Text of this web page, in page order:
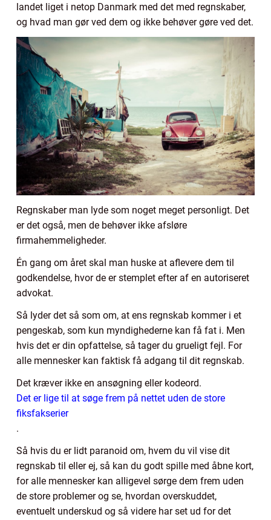
landet liget i netop Danmark med det med regnskaber,
og hvad man gør ved dem og ikke behøver gøre ved det.
Regnskaber man lyde som noget meget personligt. Det
er det også, men de behøver ikke afsløre
firmahemmeligheder.
Én gang om året skal man huske at aflevere dem til
godkendelse, hvor de er stemplet efter af en autoriseret
advokat.
Så lyder det så som om, at ens regnskab kommer i et
pengeskab, som kun myndighederne kan få fat i. Men
hvis det er din opfattelse, så tager du grueligt fejl. For
alle mennesker kan faktisk få adgang til dit regnskab.
Det kræver ikke en ansøgning eller kodeord.
Det er lige til at søge frem på nettet uden de store
fiksfakserier
.
Så hvis du er lidt paranoid om, hvem du vil vise dit
regnskab til eller ej, så kan du godt spille med åbne kort,
for alle mennesker kan alligevel sørge dem frem uden
de store problemer og se, hvordan overskuddet,
eventuelt underskud og så videre har set ud for det